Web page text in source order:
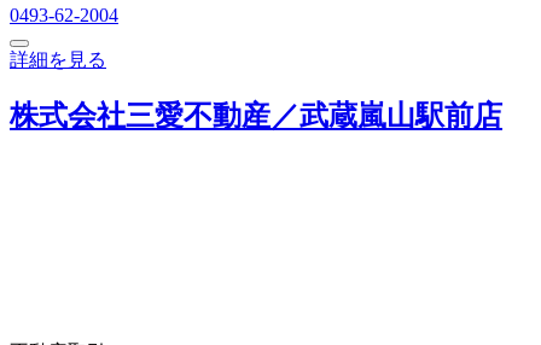
0493-62-2004
詳細を見る
株式会社三愛不動産／武蔵嵐山駅前店